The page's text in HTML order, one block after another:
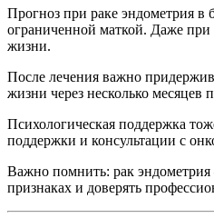
Прогноз при раке эндометрия в
ограниченной маткой. Даже при
жизни.
После лечения важно
жизни через несколько
Психологическая поддержка
поддержки и консультации с
Важно помнить: рак эндометрия
признаках и доверять